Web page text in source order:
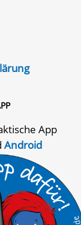
App
Android